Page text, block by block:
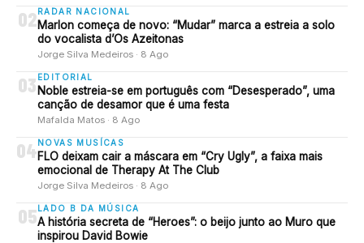
02 RADAR NACIONAL
Marlon começa de novo: “Mudar” marca a estreia a solo
do vocalista d’Os Azeitonas
Jorge Silva Medeiros · 8 Ago
03 EDITORIAL
Noble estreia-se em português com “Desesperado”, uma
canção de desamor que é uma festa
Mafalda Matos · 8 Ago
04NOVAS MUSÍCAS
FLO deixam cair a máscara em “Cry Ugly”, a faixa mais
emocional de Therapy At The Club
Jorge Silva Medeiros · 8 Ago
05 LADO B DA MÚSICA
A história secreta de “Heroes”: o beijo junto ao Muro que
inspirou David Bowie